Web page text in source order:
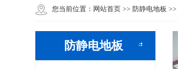
您当前位置： 网站首页 >> 防静电地板 >>
防静电地板